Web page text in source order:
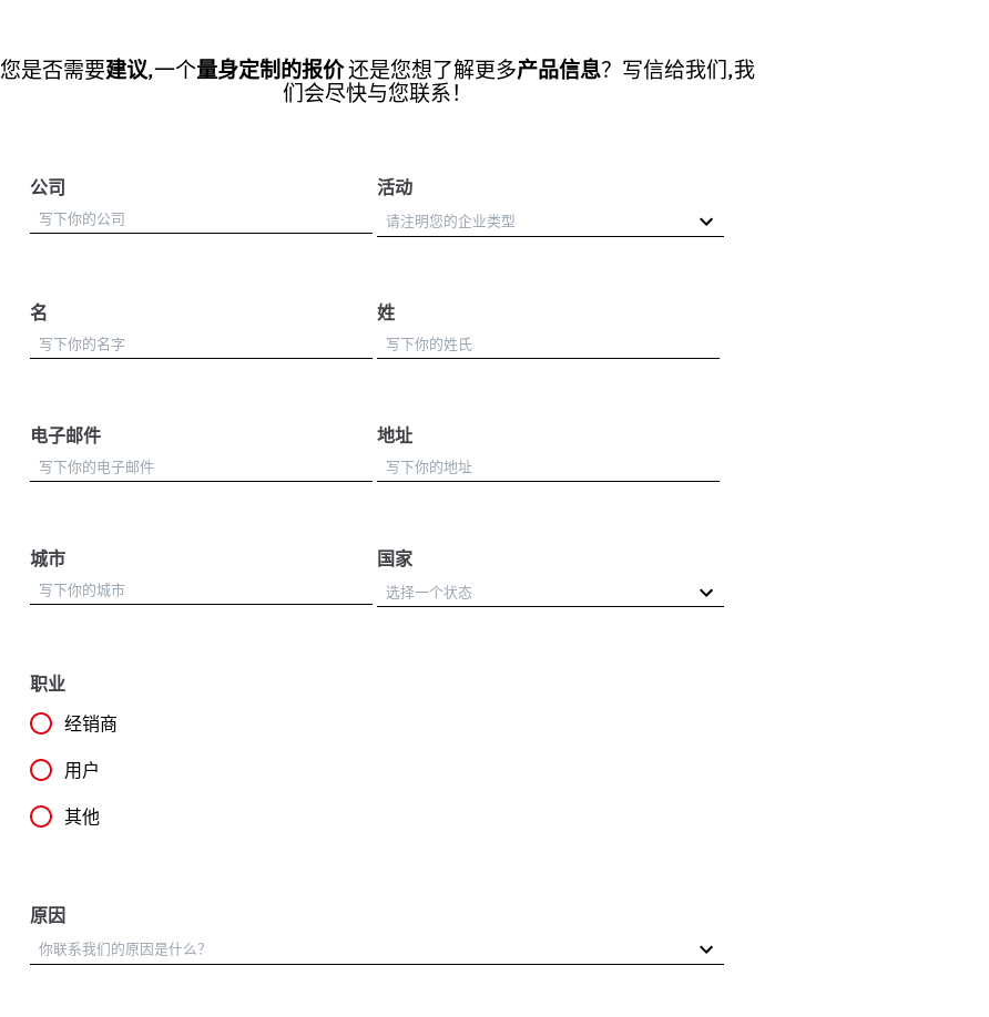
您是否需要建议,一个量身定制的报价还是您想了解更多产品信息？写信给我们,我
们会尽快与您联系！
公司 活动
名 姓
电子邮件 地址
城市 国家
职业
经销商
用户
其他
原因